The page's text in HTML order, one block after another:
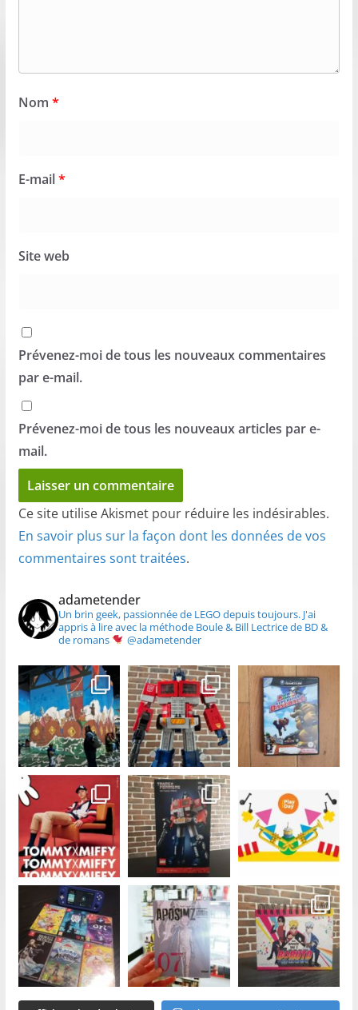
Nom *
E-mail*
Site web
Prévenez-moi de tous les nouveaux commentaires
par e-mail.
Prévenez-moi de tous les nouveaux articles par e-
mail.
Ce site utilise Akismet pour réduire les indésirables.
En savoir plus sur la façon dont les données de vos
commentaires sont traitées.
adametender
Un brin geek, passionnée de LEGO depuis toujours.J'ai
appris à lire avec la méthode Boule & Bill Lectrice de BD &
de romans
@adametender